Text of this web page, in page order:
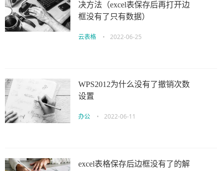
决方法（excel表保存后再打开边
框没有了只有数据）
云表格 • 2022-06-25
WPS2012为什么没有了撤销次数
设置
办公 • 2022-06-11
excel表格保存后边框没有了的解